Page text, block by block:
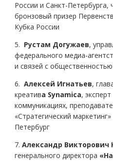
России и Санкт-Петербурга,
бронзовый призер
Кубка России
5. Рустам Догужаев,
федерального медиа-
и связей с общественностью
6. Алексей Игнатьев,
креатива Synamica,
коммуникациях,
«Стратегический
Петербург
7. Александр Викторович
генерального директора